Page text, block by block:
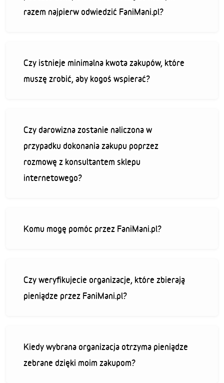
razem najpierw odwiedzić FaniMani.pl?
Czy istnieje minimalna kwota zakupów, które
muszę zrobić, aby kogoś wspierać?
Czy darowizna zostanie naliczona w
przypadku dokonania zakupu poprzez
rozmowę z konsultantem sklepu
internetowego?
Komu mogę pomóc przez FaniMani.pl?
Czy weryfikujecie organizacje, które zbierają
pieniądze przez FaniMani.pl?
Kiedy wybrana organizacja otrzyma pieniądze
zebrane dzięki moim zakupom?